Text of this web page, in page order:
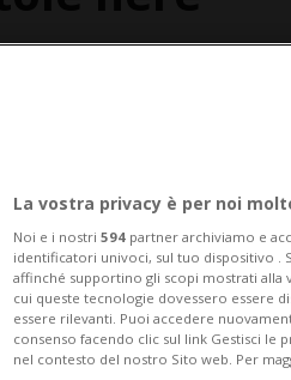
La vostra privacy è per noi
Noi e i nostri 594 partner archiviamo e
identificatori univoci, sul tuo dispositivo .
affinché supportino gli scopi mostrati
cui queste tecnologie dovessero essere
essere rilevanti. Puoi accedere
consenso facendo clic sul link Gestisci le
nel contesto del nostro Sito web. Per